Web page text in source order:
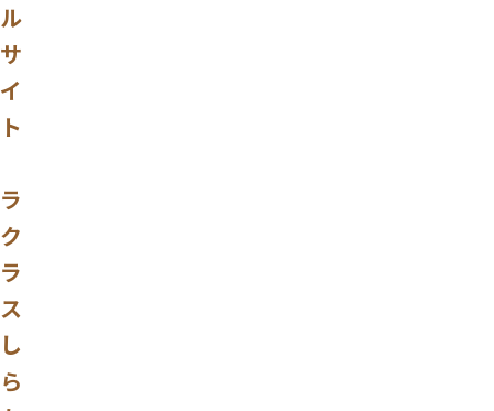
ル
サ
イ
ト
ラ
ク
ラ
ス
し
ら